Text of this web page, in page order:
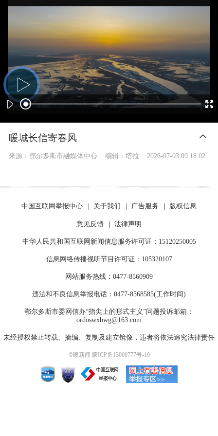
暖城长信寄春风
来源：鄂尔多斯市融媒体中心 编辑：塔拉 2026-07-03 09:18:02
中国互联网举报中心 | 关于我们 | 广告服务 | 版权信息
意见反馈 | 法律声明
中华人民共和国互联网新闻信息服务许可证：15120250005
信息网络传播视听节目许可证：105320107
网站服务热线：0477-8560909
违法和不良信息举报电话：0477-8568585(工作时间)
鄂尔多斯市委网信办“指尖上的形式主义”问题投诉邮箱：
ordoswxbwg@163.com
未经授权禁止转载、摘编、复制及建立镜像，违者将依法追究法律责任
©暖新闻 蒙ICP备13000777号-10